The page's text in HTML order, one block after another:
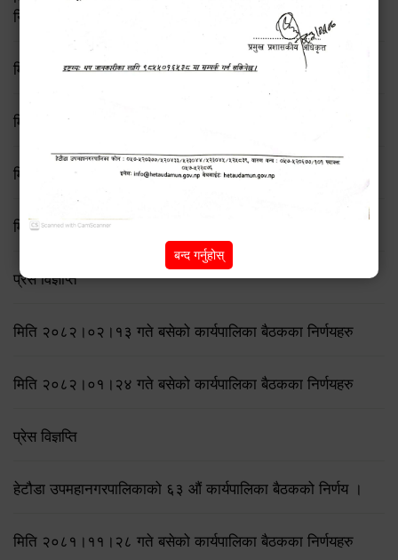
निर्णय
मिति २०८२/८/२१ गते बसेको ७६ औँ कार्यपालिका बैठकका निर्णयहरु
मिति २०८२/८/११ गते बसेको ७५ औँ कार्यपालिका बैठकका निर्णयहरु
मिति २०८२/७/१९ गते बसेको ७४ औँ कार्यपालिका बैठकका निर्णयहरु
मिति २०८२।०६।२३ गते बसेको कार्यपालिका बैठकका निर्णयहरु
प्रेस विज्ञप्ति
मिति २०८२।०२।१३ गते बसेको कार्यपालिका बैठकका निर्णयहरु
मिति २०८२।०१।२४ गते बसेको कार्यपालिका बैठकका निर्णयहरु
प्रेस विज्ञप्ति
हेटौडा उपमहानगरपालिकाको ६३ औं कार्यपालिका बैठकको निर्णय ।
मिति २०८१।११।२८ गते बसेको कार्यपालिका बैठकका निर्णयहरु
बन्द गर्नुहोस्